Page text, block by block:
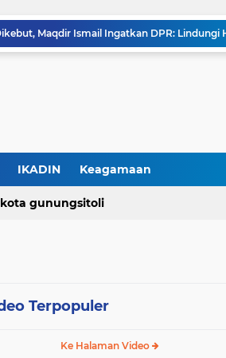
IKADIN
(2)
Keagamaan
(2)
kota gunungsitoli
Terpopuler
Ke Halaman Video